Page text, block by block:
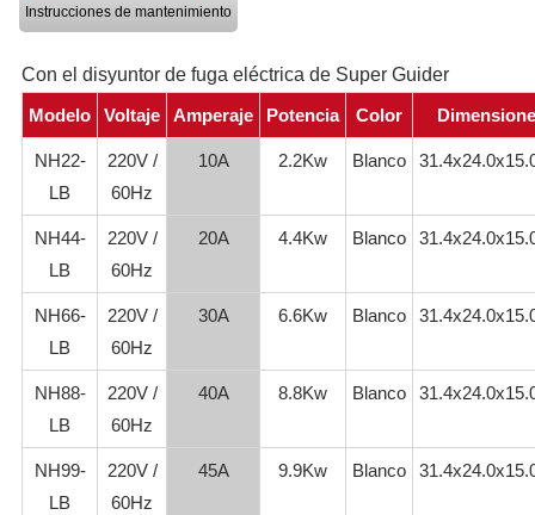
Instrucciones de mantenimiento
Con el disyuntor de fuga eléctrica de Super Guider
Modelo
Voltaje Amperaje Potencia Color
NH22-
LB
220V /
60Hz
10A 2.2Kw Blanco
NH44-
LB
220V /
60Hz
20A 4.4Kw Blanco
NH66-
LB
220V /
60Hz
30A 6.6Kw Blanco
NH88-
LB
220V /
60Hz
40A 8.8Kw Blanco
NH99-
LB
220V /
60Hz
45A 9.9Kw Blanco